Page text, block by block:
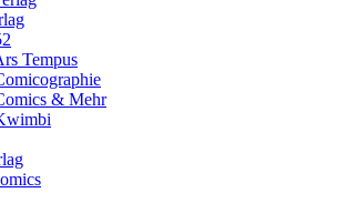
Tempus
& Mehr